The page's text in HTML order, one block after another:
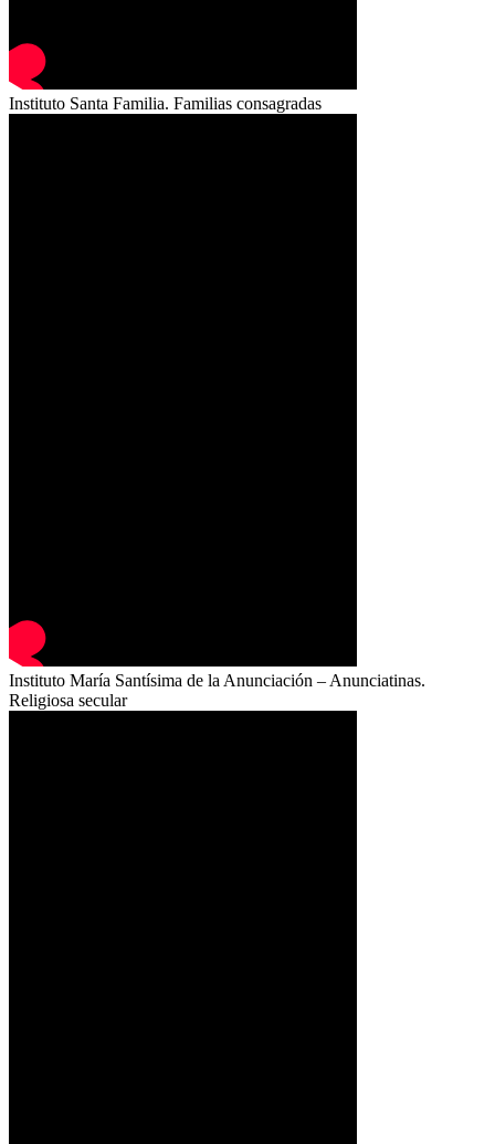
Instituto Santa Familia. Familias consagradas
Instituto María Santísima de la Anunciación – Anunciatinas.
Religiosa secular